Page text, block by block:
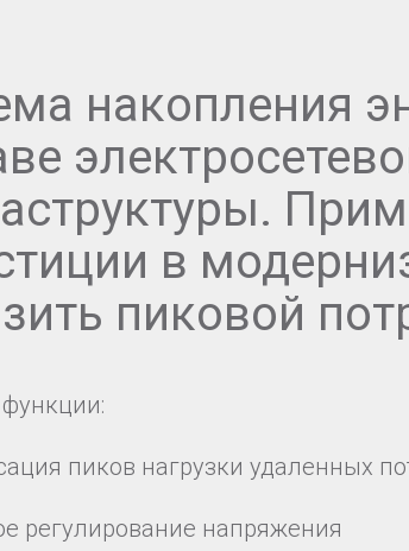
пиков нагрузки удаленных
регулирование напряжения
накопления
в
пиковой